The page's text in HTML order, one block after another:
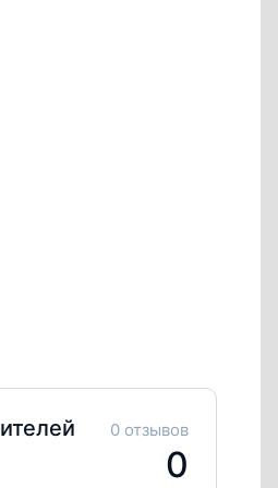
0 отзывов
0